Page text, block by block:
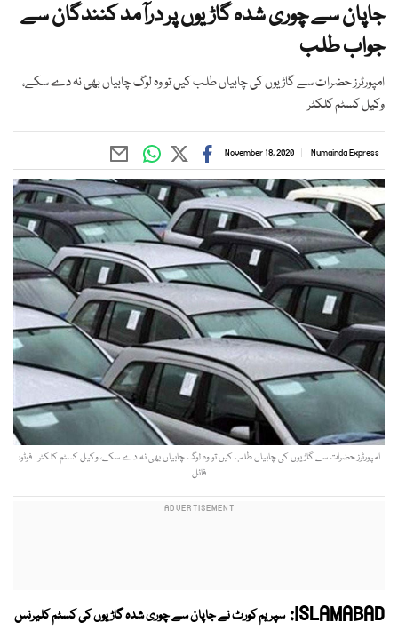
جاپان سے چوری شدہ گاڑیوں پر درآمد کنندگان سے
جواب طلب
امپورٹرز حضرات سے گاڑیوں کی چابیاں طلب کیں تو وہ لوگ چابیاں بھی نہ دے سکے،
وکیل کسٹم کلکٹر
Numainda Express
November 18, 2020
امپورٹرز حضرات سے گاڑیوں کی چابیاں طلب کیں تو وہ لوگ چابیاں بھی نہ دے سکے، وکیل کسٹم کلکٹر ۔ فوٹو:
فائل
ISLAMABAD: سپریم کورٹ نے جاپان سے چوری شدہ گاڑیوں کی کسٹم کلیرنس